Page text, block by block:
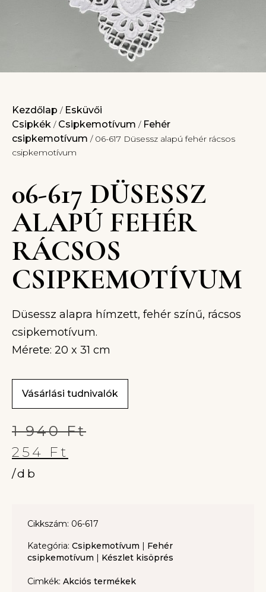
Kezdőlap / Esküvői
Csipkék / Csipkemotívum / Fehér
csipkemotívum / 06-617 Düsessz alapú fehér rácsos
csipkemotívum
06-617 DÜSESSZ
ALAPÚ FEHÉR
RÁCSOS
CSIPKEMOTÍVUM
Düsessz alapra hímzett, fehér színű, rácsos
csipkemotívum.
Mérete: 20 x 31 cm
Vásárlási tudnivalók
1 940Ft
254 Ft
/db
Cikkszám: 06-617
Kategória: Csipkemotívum | Fehér
csipkemotívum | Készlet kisöprés
Cimkék: Akciós termékek